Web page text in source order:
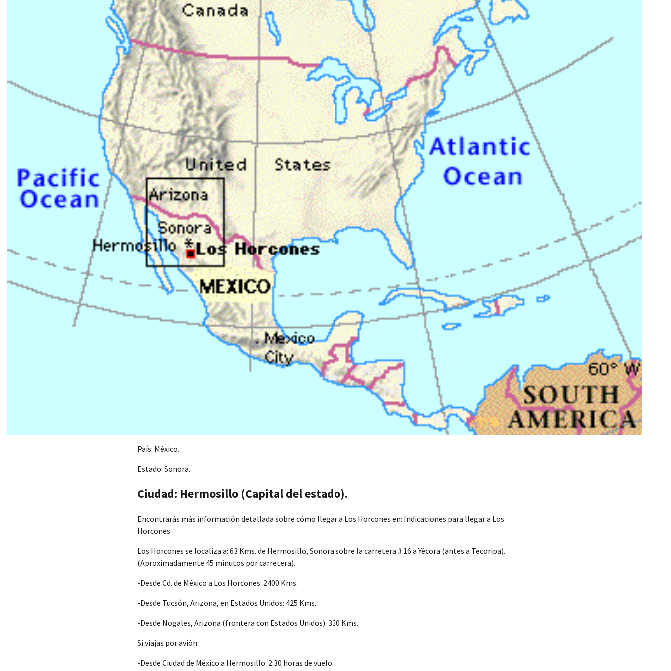
País: México.
Estado: Sonora.
Ciudad: Hermosillo (Capital del estado).
Encontrarás más información detallada sobre cómo llegar a Los Horcones en: Indicaciones para llegar a Los
Horcones
Los Horcones se localiza a: 63 Kms. de Hermosillo, Sonora sobre la carretera # 16 a Yécora (antes a Tecoripa).
(Aproximadamente 45 minutos por carretera).
-Desde Cd. de México a Los Horcones: 2400 Kms.
-Desde Tucsón, Arizona, en Estados Unidos: 425 Kms.
-Desde Nogales, Arizona (frontera con Estados Unidos): 330 Kms.
Si viajas por avión:
-Desde Ciudad de México a Hermosillo: 2:30 horas de vuelo.